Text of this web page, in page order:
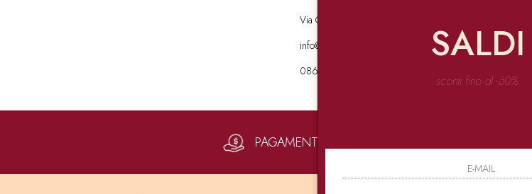
Via Garibaldi 136 67051 Avezzano
info@marynda.com
08631871946
PAGAMENTI SICURI
SALDI
sconti fino al -60%